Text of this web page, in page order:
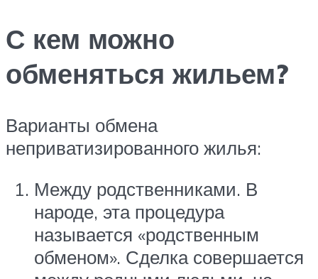
С кем можно
обменяться жильем?
Варианты обмена
неприватизированного жилья:
Между родственниками. В
народе, эта процедура
называется «родственным
обменом». Сделка совершается